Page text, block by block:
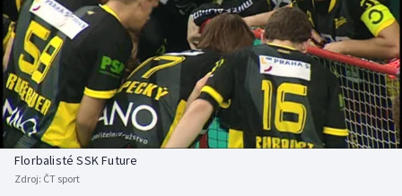
DALŠÍ SPORTY
Americký fotbal
Baseball a softbal
Basketbal
Biatlon
NEPŘEHLÉDNĚTE
Soutěže
Historické návraty
Aplikace ČT sport
Florbalisté SSK Future
Zdroj: ČT sport